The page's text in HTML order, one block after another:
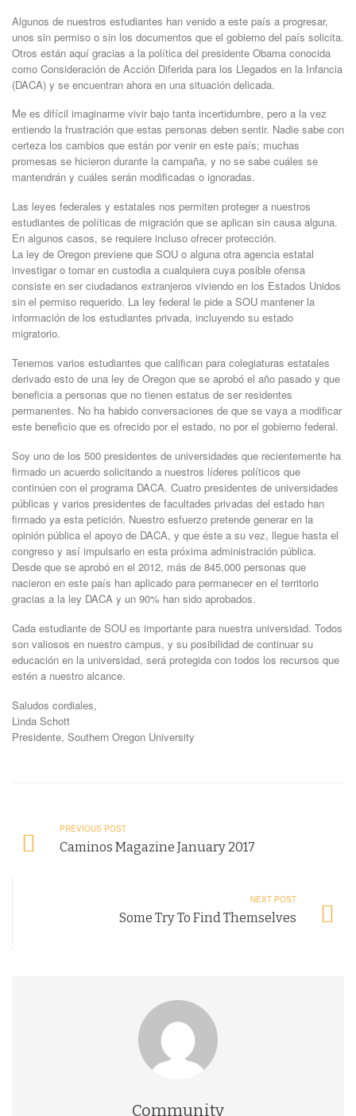
Algunos de nuestros estudiantes han venido a este país a progresar,
unos sin permiso o sin los documentos que el gobierno del país solicita.
Otros están aquí gracias a la política del presidente Obama conocida
como Consideración de Acción Diferida para los Llegados en la Infancia
(DACA) y se encuentran ahora en una situación delicada.
Me es difícil imaginarme vivir bajo tanta incertidumbre, pero a la vez
entiendo la frustración que estas personas deben sentir. Nadie sabe con
certeza los cambios que están por venir en este país; muchas
promesas se hicieron durante la campaña, y no se sabe cuáles se
mantendrán y cuáles serán modificadas o ignoradas.
Las leyes federales y estatales nos permiten proteger a nuestros
estudiantes de políticas de migración que se aplican sin causa alguna.
En algunos casos, se requiere incluso ofrecer protección.
La ley de Oregon previene que SOU o alguna otra agencia estatal
investigar o tomar en custodia a cualquiera cuya posible ofensa
consiste en ser ciudadanos extranjeros viviendo en los Estados Unidos
sin el permiso requerido. La ley federal le pide a SOU mantener la
información de los estudiantes privada, incluyendo su estado
migratorio.
Tenemos varios estudiantes que califican para colegiaturas estatales
derivado esto de una ley de Oregon que se aprobó el año pasado y que
beneficia a personas que no tienen estatus de ser residentes
permanentes. No ha habido conversaciones de que se vaya a modificar
este beneficio que es ofrecido por el estado, no por el gobierno federal.
Soy uno de los 500 presidentes de universidades que recientemente ha
firmado un acuerdo solicitando a nuestros líderes políticos que
continúen con el programa DACA. Cuatro presidentes de universidades
públicas y varios presidentes de facultades privadas del estado han
firmado ya esta petición. Nuestro esfuerzo pretende generar en la
opinión pública el apoyo de DACA, y que éste a su vez, llegue hasta el
congreso y así impulsarlo en esta próxima administración pública.
Desde que se aprobó en el 2012, más de 845,000 personas que
nacieron en este país han aplicado para permanecer en el territorio
gracias a la ley DACA y un 90% han sido aprobados.
Cada estudiante de SOU es importante para nuestra universidad. Todos
son valiosos en nuestro campus, y su posibilidad de continuar su
educación en la universidad, será protegida con todos los recursos que
estén a nuestro alcance.
Saludos cordiales,
Linda Schott
Presidente, Southern Oregon University
PREVIOUS POST
Caminos Magazine January 2017
NEXT POST
Some Try To Find Themselves
Community